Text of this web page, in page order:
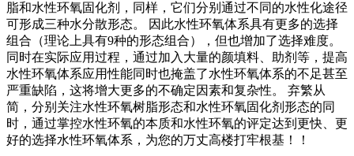
脂和水性环氧固化剂，同样，它们分别通过不同的水性化途径
可形成三种水分散形态。 因此水性环氧体系具有更多的选择
组合（理论上具有9种的形态组合），但也增加了选择难度。
同时在实际应用过程，通过加入大量的颜填料、助剂等，提高
水性环氧体系应用性能同时也掩盖了水性环氧体系的不足甚至
严重缺陷，这将增大更多的不确定因素和复杂性。 弃繁从
简，分别关注水性环氧树脂形态和水性环氧固化剂形态的同
时，通过掌控水性环氧的本质和水性环氧的评定达到更快、更
好的选择水性环氧体系，为您的万丈高楼打牢根基！！